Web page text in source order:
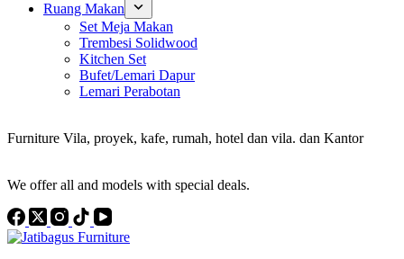
Ruang Makan
Set Meja Makan
Trembesi Solidwood
Kitchen Set
Bufet/Lemari Dapur
Lemari Perabotan
Furniture Vila, proyek, kafe, rumah, hotel dan vila. dan Kantor
We offer all and models with special deals.